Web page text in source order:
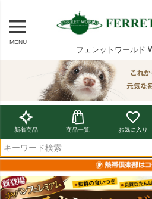
MENU
フェレットワールド
新着商品 商品一覧 お気に入り